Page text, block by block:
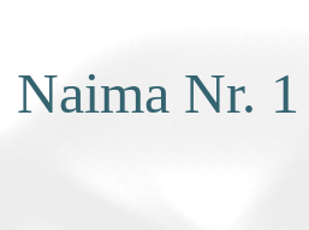
Naima Nr. 1